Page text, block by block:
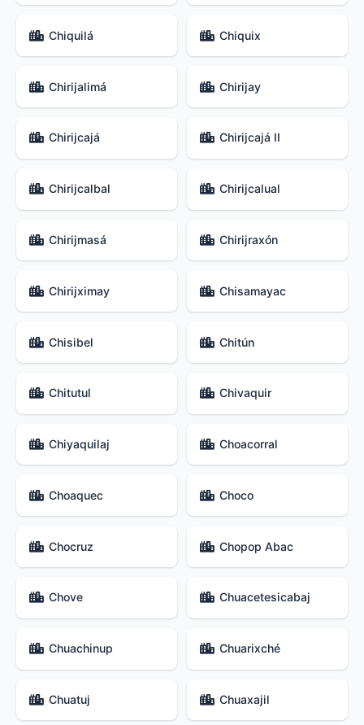
Chiquilá Chiquix
Chirijalimá Chirijay
Chirijcajá Chirijcajá II
Chirijcalbal Chirijcalual
Chirijmasá Chirijraxón
Chirijximay Chisamayac
Chisibel Chitún
Chitutul Chivaquir
Chiyaquilaj Choacorral
Choaquec Choco
Chocruz Chopop Abac
Chove Chuacetesicabaj
Chuachinup Chuarixché
Chuatuj Chuaxajil